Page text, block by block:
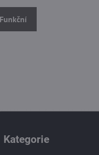
Kategorie